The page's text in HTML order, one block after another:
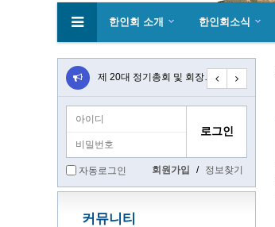
한인회 소개 한인회소식
4월27일 마인츠 한인 여성합창단10회 연주… 제 20대 정기총회 및 회장 선출 공문
자동로그인 회원가입 / 정보찾기
커뮤니티